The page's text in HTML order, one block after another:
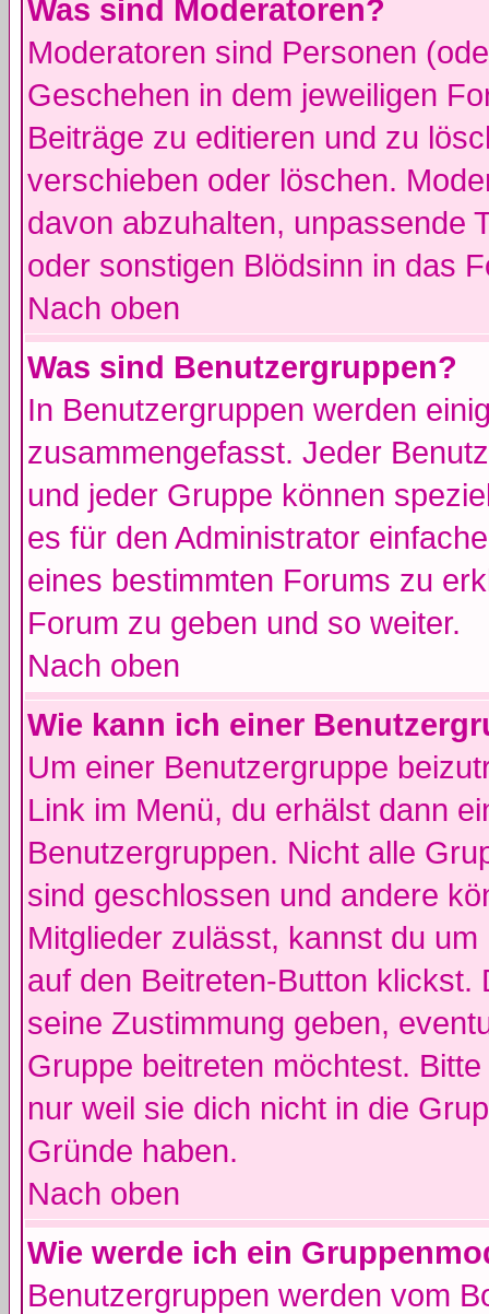
Was sind Moderatoren?
Moderatoren sind Personen
Geschehen in dem jeweiligen
Beiträge zu editieren und zu
verschieben oder löschen.
davon abzuhalten, unpassende
oder sonstigen Blödsinn in das
Nach oben
Was sind Benutzergruppen?
In Benutzergruppen werden
zusammengefasst. Jeder
und jeder Gruppe können
es für den Administrator
eines bestimmten Forums zu
Forum zu geben und so weiter.
Nach oben
Wie kann ich einer
Um einer Benutzergruppe
Link im Menü, du erhälst dann
Benutzergruppen. Nicht alle
sind geschlossen und andere
Mitglieder zulässt, kannst du
auf den Beitreten-Button
seine Zustimmung geben,
Gruppe beitreten möchtest.
nur weil sie dich nicht in die
Gründe haben.
Nach oben
Wie werde ich ein
Benutzergruppen werden vom